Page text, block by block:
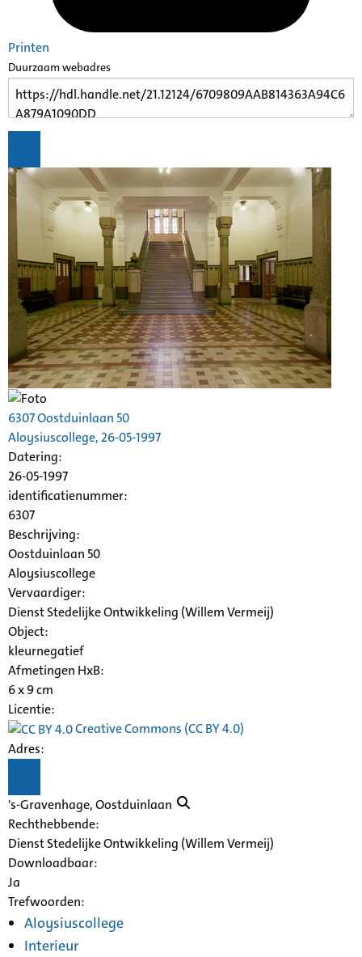
Printen
Duurzaam webadres
6307 Oostduinlaan 50
Aloysiuscollege, 26-05-1997
Datering:
26-05-1997
identificatienummer:
6307
Beschrijving:
Oostduinlaan 50
Aloysiuscollege
Vervaardiger:
Dienst Stedelijke Ontwikkeling (Willem Vermeij)
Object:
kleurnegatief
Afmetingen HxB:
6 x 9 cm
Licentie:
Creative Commons (CC BY 4.0)
Adres:
's-Gravenhage, Oostduinlaan
Rechthebbende:
Dienst Stedelijke Ontwikkeling (Willem Vermeij)
Downloadbaar:
Ja
Trefwoorden:
Aloysiuscollege
Interieur